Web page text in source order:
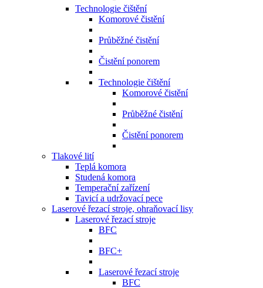
Technologie čištění
Komorové čistění
Průběžné čistění
Čistění ponorem
Technologie čištění
Komorové čistění
Průběžné čistění
Čistění ponorem
Tlakové lití
Teplá komora
Studená komora
Temperační zařízení
Tavicí a udržovací pece
Laserové řezací stroje, ohraňovací lisy
Laserové řezací stroje
BFC
BFC+
Laserové řezací stroje
BFC